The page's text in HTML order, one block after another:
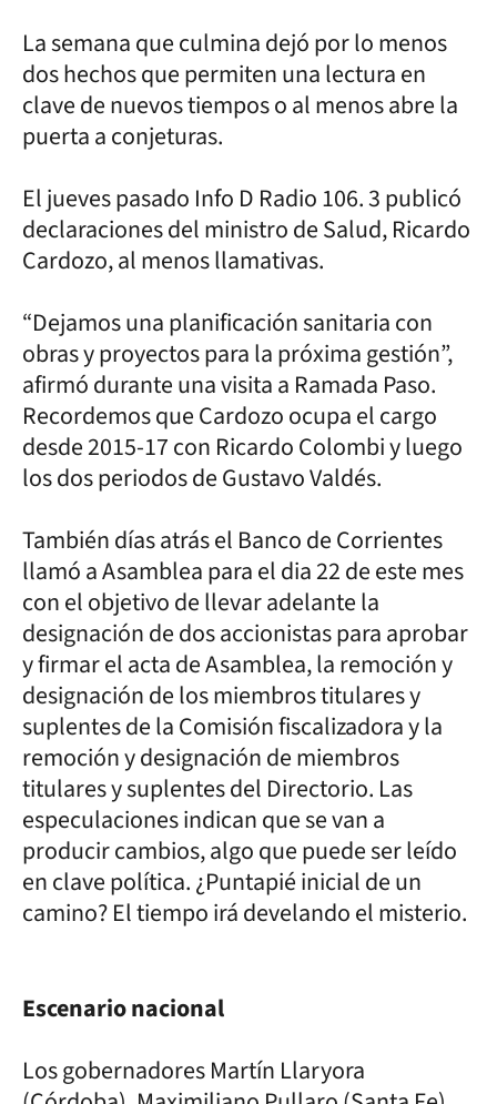
La semana que culmina dejó por lo menos
dos hechos que permiten una lectura en
clave de nuevos tiempos o al menos abre la
puerta a conjeturas.
El jueves pasado Info D Radio 106. 3 publicó
declaraciones del ministro de Salud, Ricardo
Cardozo, al menos llamativas.
“Dejamos una planificación sanitaria con
obras y proyectos para la próxima gestión”,
afirmó durante una visita a Ramada Paso.
Recordemos que Cardozo ocupa el cargo
desde 2015-17 con Ricardo Colombi y luego
los dos periodos de Gustavo Valdés.
También días atrás el Banco de Corrientes
llamó a Asamblea para el dia 22 de este mes
con el objetivo de llevar adelante la
designación de dos accionistas para aprobar
y firmar el acta de Asamblea, la remoción y
designación de los miembros titulares y
suplentes de la Comisión fiscalizadora y la
remoción y designación de miembros
titulares y suplentes del Directorio. Las
especulaciones indican que se van a
producir cambios, algo que puede ser leído
en clave política. ¿Puntapié inicial de un
camino? El tiempo irá develando el misterio.
Escenario nacional
Los gobernadores Martín Llaryora